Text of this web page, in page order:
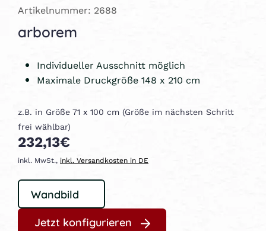
Artikelnummer: 2688
arborem
Individueller Ausschnitt möglich
Maximale Druckgröße 148 x 210 cm
z.B. in Größe 71 x 100 cm (Größe im nächsten Schritt
frei wählbar)
232,13€
inkl. MwSt., inkl. Versandkosten in DE
Jetzt konfigurieren